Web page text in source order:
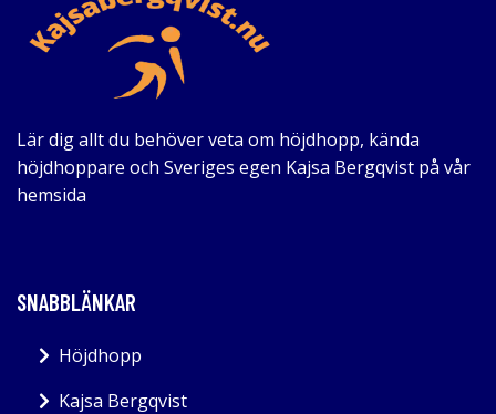
Lär dig allt du behöver veta om höjdhopp, kända
höjdhoppare och Sveriges egen Kajsa Bergqvist på vår
hemsida
SNABBLÄNKAR
Höjdhopp
Kajsa Bergqvist